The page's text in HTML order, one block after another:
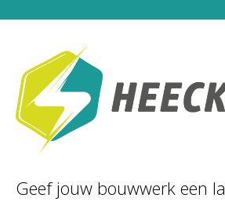
Geef jouw bouwwerk een